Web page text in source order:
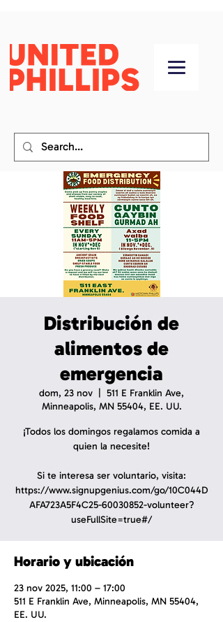
Distribución de
alimentos de
emergencia
dom, 23 nov
511 E Franklin Ave,
Minneapolis, MN 55404, EE. UU.
¡Todos los domingos regalamos comida a
quien la necesite!
Si te interesa ser voluntario, visita:
https://www.signupgenius.com/go/10C044D
AFA723A5F4C25-60030852-volunteer?
useFullSite=true#/
Horario y ubicación
23 nov 2025, 11:00 – 17:00
511 E Franklin Ave, Minneapolis, MN 55404,
EE. UU.